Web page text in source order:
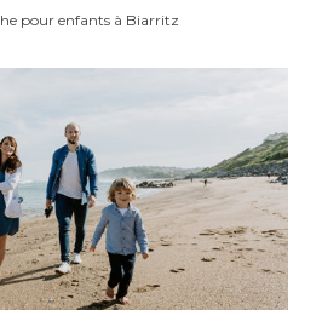
pour enfants à Biarritz